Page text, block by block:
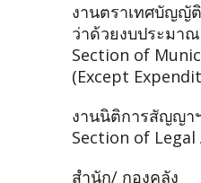
งานตราเทศบัญญั
ว่าด้วยงบประมา
Section of
(Except
งานนิติการสัญญา
Section of Legal
สำนัก/ กองคลัง